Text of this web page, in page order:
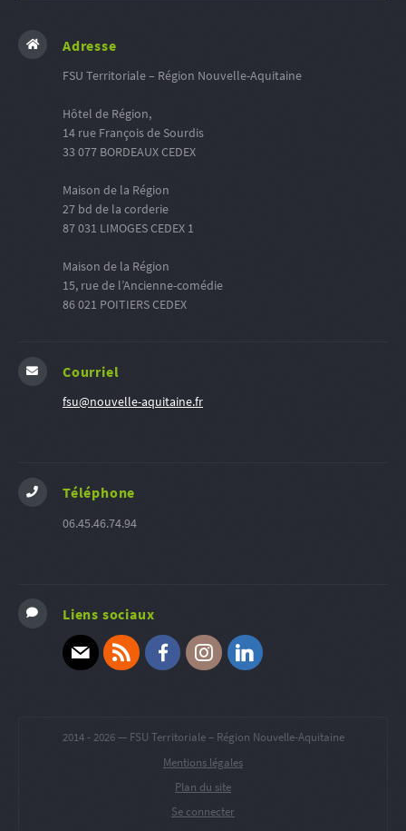
Adresse
FSU Territoriale – Région Nouvelle-Aquitaine
Hôtel de Région,
14 rue François de Sourdis
33 077 BORDEAUX CEDEX
Maison de la Région
27 bd de la corderie
87 031 LIMOGES CEDEX 1
Maison de la Région
15, rue de l’Ancienne-comédie
86 021 POITIERS CEDEX
Courriel
fsu@nouvelle-aquitaine.fr
Téléphone
06.45.46.74.94
Liens sociaux
2014 - 2026 — FSU Territoriale – Région Nouvelle-Aquitaine
Mentions légales
Plan du site
Se connecter